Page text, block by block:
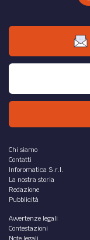
Chi siamo
Contatti
Inforomatica S.r.l.
La nostra storia
Redazione
Pubblicità
Avvertenze legali
Contestazioni
Note legali